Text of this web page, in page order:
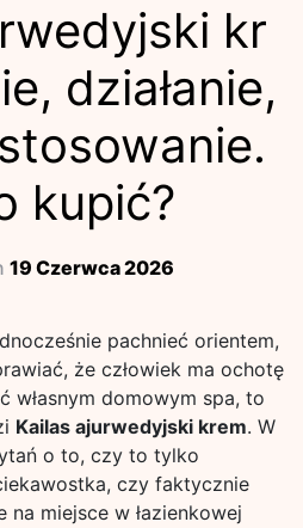
kr
działanie,
kupić?
19 Czerwca 2026
pachnieć orientem,
że człowiek ma ochotę
własnym domowym spa, to
Kailas ajurwedyjski krem. W
o to, czy to tylko
czy faktycznie
na miejsce w łazienkowej